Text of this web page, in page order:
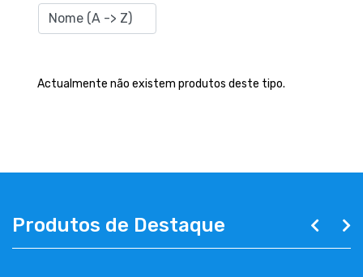
CAMPANHAS
Actualmente não existem produtos deste tipo.
Produtos de Destaque